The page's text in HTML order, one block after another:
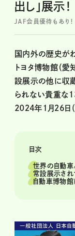
出し」展示！
JAF会員優待もあり
国内外の歴史が
トヨタ博物館（
設展示の他に収
られない貴重な
2024年1月26日（
目次
世界の自動
常設展示さ
自動車博物館